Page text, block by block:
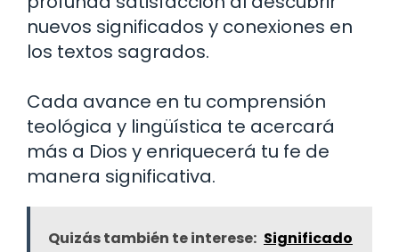
nuevos significados y conexiones en
los textos sagrados.
Cada avance en tu comprensión
teológica y lingüística te acercará
más a Dios y enriquecerá tu fe de
manera significativa.
Quizás también te interese: Significado